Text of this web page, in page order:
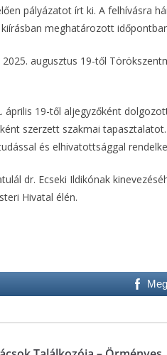
pályázatot írt ki. A felhívásra
meghatározott
augusztus 19-től
április 19-től aljegyzőként
szerzett szakmai
és elhivatottsággal
dr. Ecseki Ildikónak
Hivatal élén.